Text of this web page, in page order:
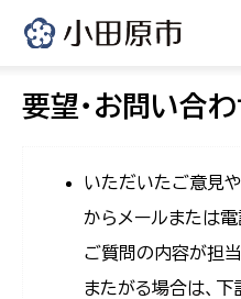
要望・お問い合
いただいたご意見
からメールまたは
ご質問の内容が担
またがる場合は、